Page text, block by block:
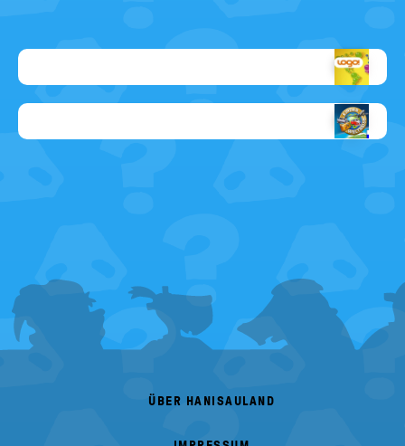
ZDF/Ronen
Schmitz
Copyright-
FOOTER
MENU
ÜBER HANISAULAND